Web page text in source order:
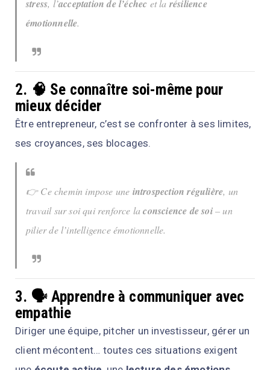
stress, l’acceptation de l’échec et la résilience
émotionnelle.
2. 🧠 Se connaître soi-même pour
mieux décider
Être entrepreneur, c’est se confronter à ses limites,
ses croyances, ses blocages.
👉 Ce chemin impose une introspection régulière, un
travail sur soi qui renforce laconscience de soi– un
pilier de l’intelligence émotionnelle.
3. 🗣️ Apprendre à communiquer avec
empathie
Diriger une équipe, pitcher un investisseur, gérer un
client mécontent… toutes ces situations exigent